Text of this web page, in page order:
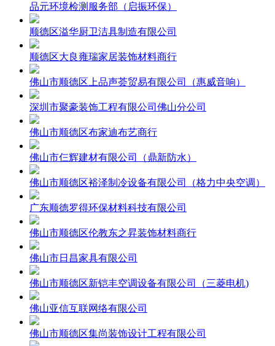
品元环境检测服务部（启振环保）
顺德区溢华厨卫洁具制造有限公司
顺德区大良雍瑞家居装饰材料商行
佛山市顺德区上品声荟贸易有限公司（惠威音响）
深圳市聚豪装饰工程有限公司佛山分公司
佛山市顺德区布家迪布艺商行
佛山市仨辉建材有限公司（鼎新防水）
佛山市顺德区裕泽制冷设备有限公司（格力中央空调）
广东顺德罗得环保材料科技有限公司
佛山市顺德区伦教东之昇装饰材料商行
佛山市日昌家具有限公司
佛山市顺德区新铠丰空调设备有限公司（三菱电机)
佛山亚信互联网络有限公司
佛山市顺德区集尚装饰设计工程有限公司